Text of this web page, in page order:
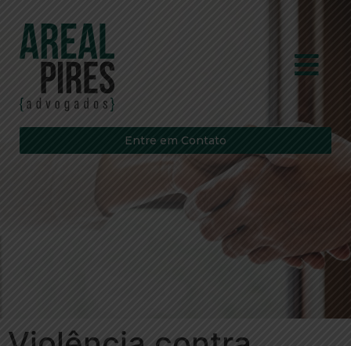
Entre em Contato